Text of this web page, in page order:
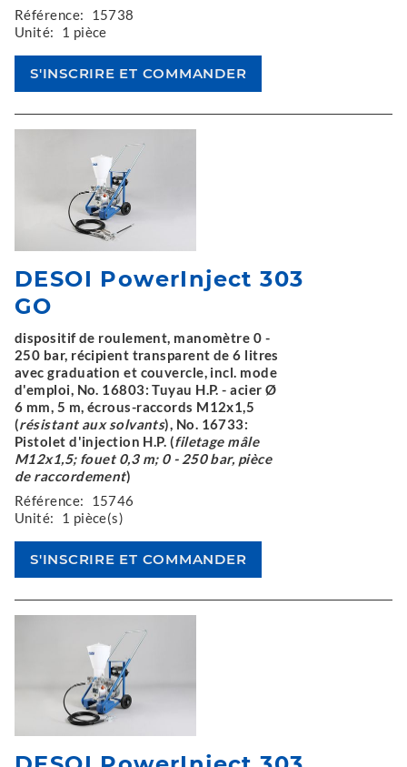
Référence:
15738
Unité:
1 pièce
DESOI PowerInject 303
GO
dispositif de roulement, manomètre 0 -
250 bar, récipient transparent de 6 litres
avec graduation et couvercle, incl. mode
d'emploi, No. 16803: Tuyau H.P. - acier Ø
6 mm, 5 m, écrous-raccords M12x1,5
(résistant aux solvants), No. 16733:
Pistolet d'injection H.P. (filetage mâle
M12x1,5; fouet 0,3 m; 0 - 250 bar, pièce
de raccordement)
Référence:
15746
Unité:
1 pièce(s)